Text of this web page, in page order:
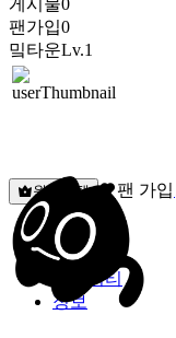
팬가입0
밐타운Lv.1
원픽선택 팬 가입
밐타운
피드
커뮤니티
정보